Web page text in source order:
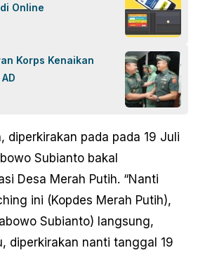
Online
Korps Kenaikan
diperkirakan pada pada 19 Juli
Subianto bakal
Desa Merah Putih. “Nanti
ini (Kopdes Merah Putih),
Subianto) langsung,
diperkirakan nanti tanggal 19